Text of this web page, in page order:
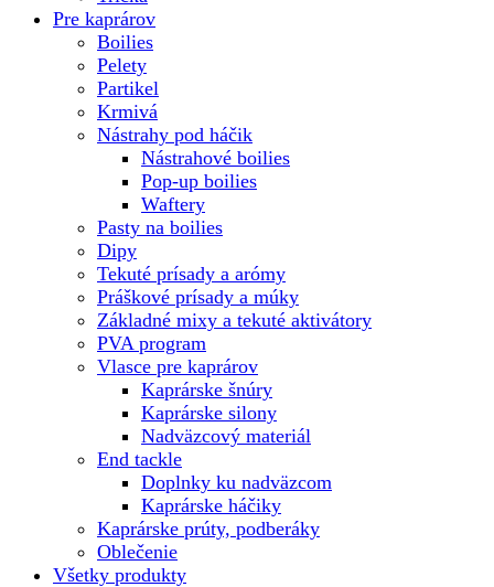
Pre kaprárov
Boilies
Pelety
Partikel
Krmivá
Nástrahy pod háčik
Nástrahové boilies
Pop-up boilies
Waftery
Pasty na boilies
Dipy
Tekuté prísady a arómy
Práškové prísady a múky
Základné mixy a tekuté aktivátory
PVA program
Vlasce pre kaprárov
Kaprárske šnúry
Kaprárske silony
Nadväzcový materiál
End tackle
Doplnky ku nadväzcom
Kaprárske háčiky
Kaprárske prúty, podberáky
Oblečenie
Všetky produkty